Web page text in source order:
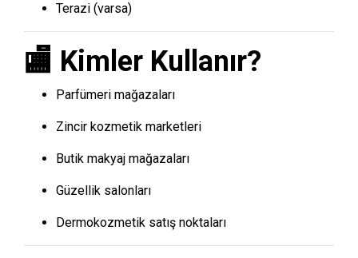
Terazi (varsa)
🏬 Kimler Kullanır?
Parfümeri mağazaları
Zincir kozmetik marketleri
Butik makyaj mağazaları
Güzellik salonları
Dermokozmetik satış noktaları